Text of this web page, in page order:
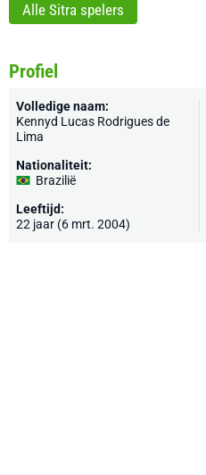
Alle Sitra spelers
Profiel
Volledige naam:
Kennyd Lucas Rodrigues de
Lima
Nationaliteit:
Brazilië
Leeftijd:
22 jaar (6 mrt. 2004)